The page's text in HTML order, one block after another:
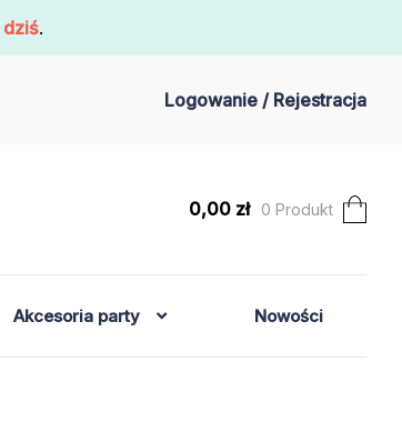
dziś.
Logowanie / Rejestracja
0,00 zł 0 Produkt
Akcesoria party Nowości